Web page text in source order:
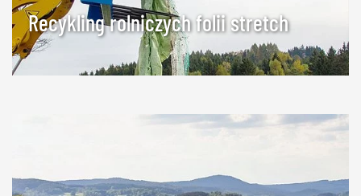
Recykling rolniczych folii stretch